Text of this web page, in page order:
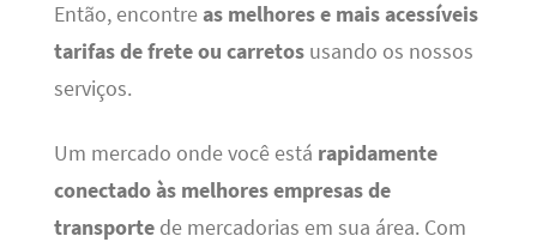
Então, encontreas melhores e mais acessíveis
tarifas de frete ou carretosusando os nossos
serviços.
Um mercado onde você está rapidamente
conectado às melhores empresas de
transportede mercadorias em sua área. Com